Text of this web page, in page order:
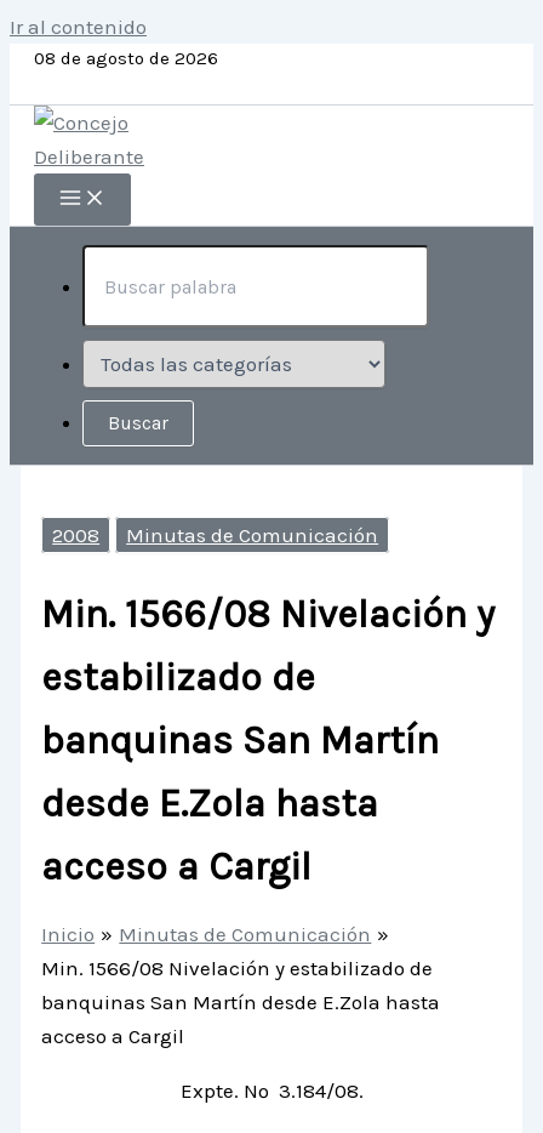
Ir al contenido
08 de agosto de 2026
2008 Minutas de Comunicación
Min. 1566/08 Nivelación y
estabilizado de
banquinas San Martín
desde E.Zola hasta
acceso a Cargil
Inicio
Minutas de Comunicación
Min. 1566/08 Nivelación y estabilizado de
banquinas San Martín desde E.Zola hasta
acceso a Cargil
Expte. Nº 3.184/08.